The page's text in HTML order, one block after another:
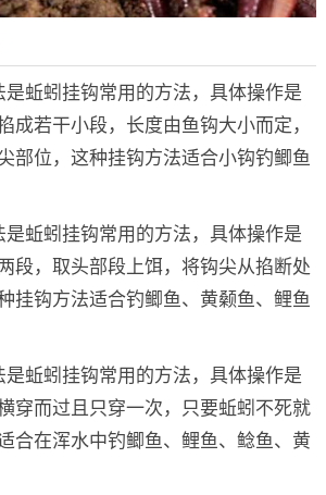
是蚯蚓挂钩常用的方法，具体操作是
成若干小段，长度由鱼钩大小而定，
部位，这种挂钩方法适合小钩钓鲫鱼
蚯蚓挂钩常用的方法，具体操作是
段，取头部段上饵，将钩尖从掐断处
挂钩方法适合钓鲫鱼、黄颡鱼、鲤鱼
蚯蚓挂钩常用的方法，具体操作是
穿而过且只穿一次，只要蚯蚓不死就
合在浑水中钓鲫鱼、鲤鱼、鲶鱼、黄